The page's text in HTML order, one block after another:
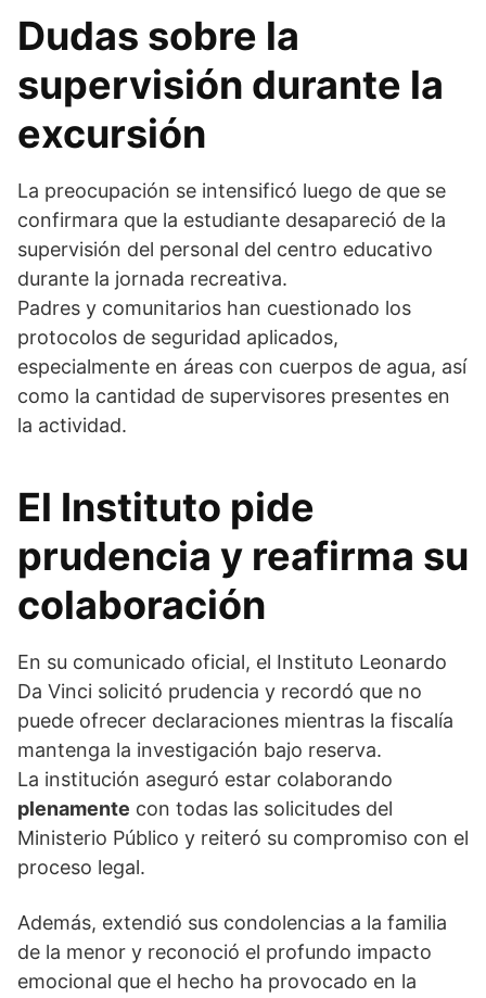
Dudas sobre la
supervisión durante la
excursión
La preocupación se intensificó luego de que se
confirmara que la estudiante desapareció de la
supervisión del personal del centro educativo
durante la jornada recreativa.
Padres y comunitarios han cuestionado los
protocolos de seguridad aplicados,
especialmente en áreas con cuerpos de agua, así
como la cantidad de supervisores presentes en
la actividad.
El Instituto pide
prudencia y reafirma su
colaboración
En su comunicado oficial, el Instituto Leonardo
Da Vinci solicitó prudencia y recordó que no
puede ofrecer declaraciones mientras la fiscalía
mantenga la investigación bajo reserva.
La institución aseguró estar colaborando
plenamente con todas las solicitudes del
Ministerio Público y reiteró su compromiso con el
proceso legal.
Además, extendió sus condolencias a la familia
de la menor y reconoció el profundo impacto
emocional que el hecho ha provocado en la